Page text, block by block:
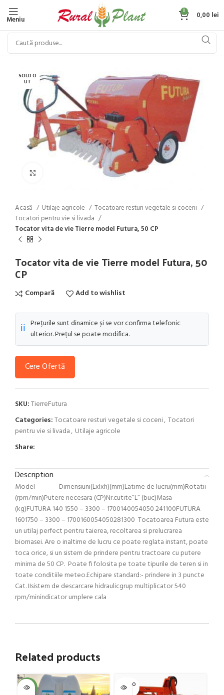
Meniu
0 0,00 lei
SOLD O
UT
Acasă Utilaje agricole
Tocatoare resturi vegetale si coceni
Tocatori pentru vie si livada
Tocator vita de vie Tierre model Futura, 50 CP
Tocator vita de vie Tierre model Futura, 50
CP
Compară Add to wishlist
ℹ️ Prețurile sunt dinamice și se vor confirma telefonic
ulterior. Prețul se poate modifica.
Cere Ofertă
SKU:TierreFutura
Categories:Tocatoare resturi vegetale si coceni, Tocatori
pentru vie si livada, Utilaje agricole
Share:
Description
Model Dimensiuni(Lxlxh)(mm)Latime de lucru(mm)Rotatii
(rpm/min)Putere necesara (CP)Nr.cutite”L” (buc)Masa
(kg)FUTURA 140 1550 – 3300 – 1700140054050 241100FUTURA
1601750 – 3300 – 1700160054050281300 Tocatoarea Futura este
un utilaj perfect pentru taierea, recoltarea si prelucrarea
biomasei. Are o inaltime de lucru ce poate reglata instant, poate
toca orice, si un sistem de prindere pentru tractoare cu putere
minima de 50 CP. Poate fi folosita pe toate tipurile de teren si in
toate conditiile meteo.Echipare standard:- prindere in 3 puncte
Cat. IIsistem de descarcare hidraulicgrup multiplicator 540
rpm/minindicator umplere cala
Related products
-4% SOLD O
UT